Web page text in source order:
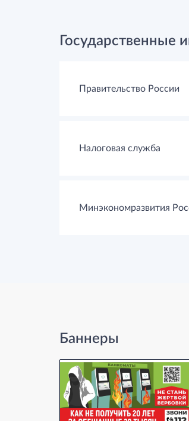
Государственные
Правительство России
Налоговая служба
Минэкономразвития
Баннеры